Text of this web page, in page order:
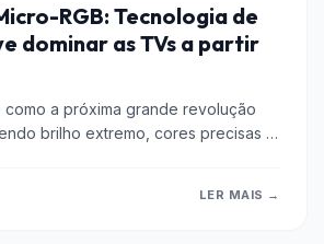
RGB: Tecnologia de
dominar as TVs a partir
como a próxima grande revolução
brilho extremo, cores precisas e
LER MAIS →